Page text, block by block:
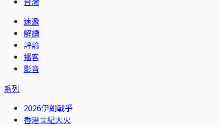
速遞
解讀
評論
播客
影音
系列
2026伊朗戰爭
香港世紀大火